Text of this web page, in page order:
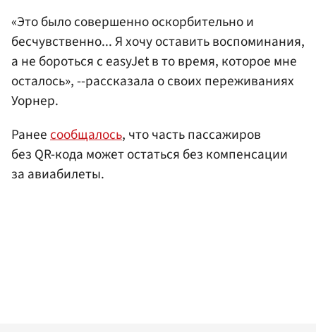
«Это было совершенно оскорбительно и
бесчувственно... Я хочу оставить воспоминания,
а не бороться с easyJet в то время, которое мне
осталось», --рассказала о своих переживаниях
Уорнер.
Ранеесообщалось, что часть пассажиров
без QR-кода может остаться без компенсации
за авиабилеты.